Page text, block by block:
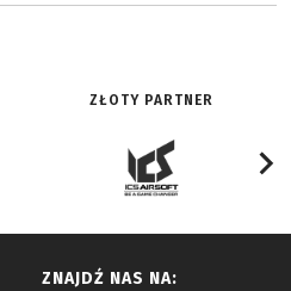
ZŁOTY PARTNER
ZNAJDŹ NAS NA: